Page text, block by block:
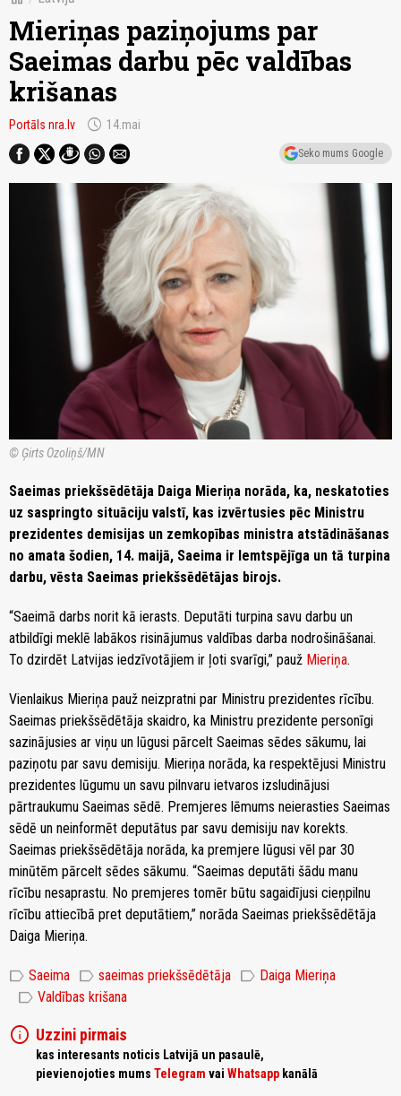
Mieriņas paziņojums par
Saeimas darbu pēc valdības
krišanas
Portāls nra.lv schedule 14.mai
Seko mums Google
© Ģirts Ozoliņš/MN
Saeimas priekšsēdētāja Daiga Mieriņa norāda, ka, neskatoties
uz saspringto situāciju valstī, kas izvērtusies pēc Ministru
prezidentes demisijas un zemkopības ministra atstādināšanas
no amata šodien, 14. maijā, Saeima ir lemtspējīga un tā turpina
darbu, vēsta Saeimas priekšsēdētājas birojs.
“Saeimā darbs norit kā ierasts. Deputāti turpina savu darbu un
atbildīgi meklē labākos risinājumus valdības darba nodrošināšanai.
To dzirdēt Latvijas iedzīvotājiem ir ļoti svarīgi,” pauž Mieriņa.
Vienlaikus Mieriņa pauž neizpratni par Ministru prezidentes rīcību.
Saeimas priekšsēdētāja skaidro, ka Ministru prezidente personīgi
sazinājusies ar viņu un lūgusi pārcelt Saeimas sēdes sākumu, lai
paziņotu par savu demisiju. Mieriņa norāda, ka respektējusi Ministru
prezidentes lūgumu un savu pilnvaru ietvaros izsludinājusi
pārtraukumu Saeimas sēdē. Premjeres lēmums neierasties Saeimas
sēdē un neinformēt deputātus par savu demisiju nav korekts.
Saeimas priekšsēdētāja norāda, ka premjere lūgusi vēl par 30
minūtēm pārcelt sēdes sākumu. “Saeimas deputāti šādu manu
rīcību nesaprastu. No premjeres tomēr būtu sagaidījusi cieņpilnu
rīcību attiecībā pret deputātiem,” norāda Saeimas priekšsēdētāja
Daiga Mieriņa.
label Saeima label saeimas priekšsēdētāja label Daiga Mieriņa
label Valdības krišana
info Uzzini pirmais
kas interesants noticis Latvijā un pasaulē,
pievienojoties mums Telegram vai Whatsapp kanālā